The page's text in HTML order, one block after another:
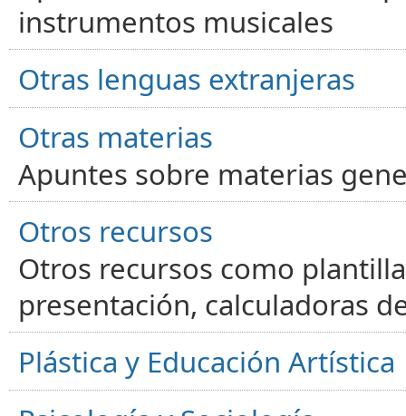
instrumentos musicales
Otras lenguas extranjeras
Otras materias
Apuntes sobre materias
Otros recursos
Otros recursos como
presentación, calculadoras
Plástica y Educación Artística